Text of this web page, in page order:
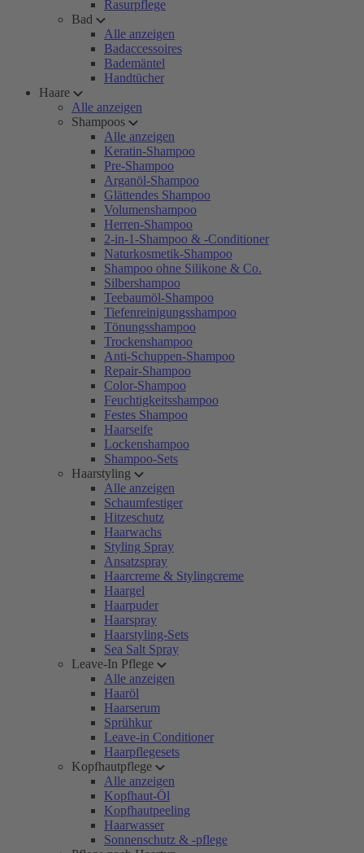
Rasurpflege
Bad
Alle anzeigen
Badaccessoires
Bademäntel
Handtücher
Haare
Alle anzeigen
Shampoos
Alle anzeigen
Keratin-Shampoo
Pre-Shampoo
Arganöl-Shampoo
Glättendes Shampoo
Volumenshampoo
Herren-Shampoo
2-in-1-Shampoo & -Conditioner
Naturkosmetik-Shampoo
Shampoo ohne Silikone & Co.
Silbershampoo
Teebaumöl-Shampoo
Tiefenreinigungsshampoo
Tönungsshampoo
Trockenshampoo
Anti-Schuppen-Shampoo
Repair-Shampoo
Color-Shampoo
Feuchtigkeitsshampoo
Festes Shampoo
Haarseife
Lockenshampoo
Shampoo-Sets
Haarstyling
Alle anzeigen
Schaumfestiger
Hitzeschutz
Haarwachs
Styling Spray
Ansatzspray
Haarcreme & Stylingcreme
Haargel
Haarpuder
Haarspray
Haarstyling-Sets
Sea Salt Spray
Leave-In Pflege
Alle anzeigen
Haaröl
Haarserum
Sprühkur
Leave-in Conditioner
Haarpflegesets
Kopfhautpflege
Alle anzeigen
Kopfhaut-Öl
Kopfhautpeeling
Haarwasser
Sonnenschutz & -pflege